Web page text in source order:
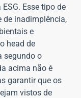
Esse tipo de
de inadimplência,
e
head de
segundo o
acima não é
garantir que os
vistos de